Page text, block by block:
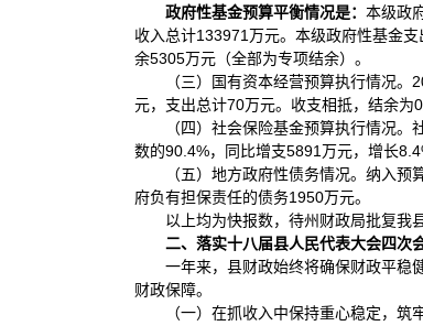
政府性基金预算平衡情况是： 本级政
收入总计133971万元。本级政府性基金
余5305万元（全部为专项结余）。
（三）国有资本经营预算执行情况
元，支出总计70万元。收支相抵，结余为0
（四）社会保险基金预算执行情况
数的90.4%，同比增支5891万元，增长
（五）地方政府性债务情况。纳入
府负有担保责任的债务1950万元。
以上均为快报数，待州财政局批复我
二、落实十八届县人民代表大会四次
一年来，县财政始终将确保财政平稳
财政保障。
（一）在抓收入中保持重心稳定，